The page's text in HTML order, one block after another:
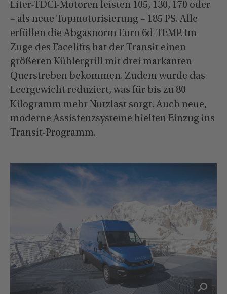
Liter-TDCI-Motoren leisten 105, 130, 170 oder
– als neue Topmotorisierung – 185 PS. Alle
erfüllen die Abgasnorm Euro 6d-TEMP. Im
Zuge des Facelifts hat der Transit einen
größeren Kühlergrill mit drei markanten
Querstreben bekommen. Zudem wurde das
Leergewicht reduziert, was für bis zu 80
Kilogramm mehr Nutzlast sorgt. Auch neue,
moderne Assistenzsysteme hielten Einzug ins
Transit-Programm.